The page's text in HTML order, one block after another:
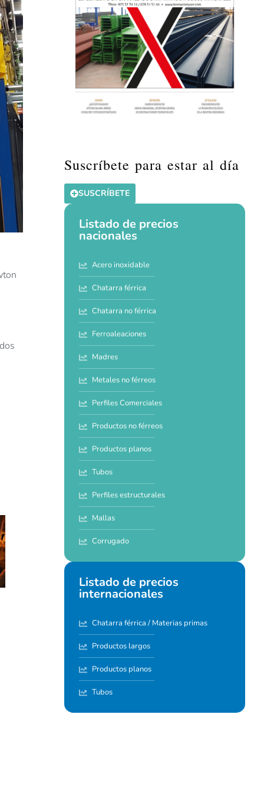
Suscríbete para estar al día
SUSCRÍBETE
Listado de precios
nacionales
Acero inoxidable
Chatarra férrica
Chatarra no férrica
Ferroaleaciones
Madres
Metales no férreos
Perfiles Comerciales
Productos no férreos
Productos planos
Tubos
Perfiles estructurales
Mallas
Corrugado
Listado de precios
internacionales
Chatarra férrica / Materias primas
Productos largos
Productos planos
Tubos